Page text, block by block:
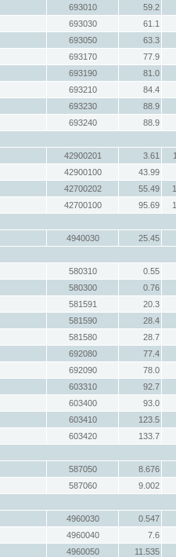
693010
59.2
693030
61.1
693050
63.3
693170
77.9
693190
81.0
693210
84.4
693230
88.9
693240
88.9
42900201 3.61
42900100
43.99
42700202 55.49
42700100 95.69
4940030
25.45
580310
0.55
580300
0.76
581591
20.3
581590
28.4
581580
28.7
692080
77.4
692090
78.0
603310
92.7
603400
93.0
603410
123.5
603420
133.7
587050
8.676
587060
9.002
4960030
0.547
4960040
7.6
4960050
11.535